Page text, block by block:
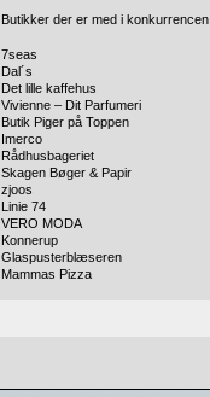
Butikker der er med i konkurrencen:
7seas
Dal´s
Det lille kaffehus
Vivienne – Dit Parfumeri
Butik Piger på Toppen
Imerco
Rådhusbageriet
Skagen Bøger & Papir
zjoos
Linie 74
VERO MODA
Konnerup
Glaspusterblæseren
Mammas Pizza